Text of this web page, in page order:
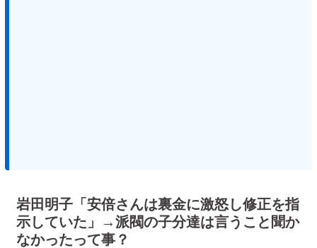
岩田明子「安倍さんは裏金に激怒し修正を指
示していた」→派閥の子分達は言うこと聞か
なかったって事？